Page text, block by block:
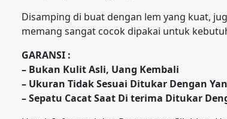
Disamping di buat dengan lem yang kuat,
memang sangat cocok dipakai untuk
GARANSI :
– Bukan Kulit Asli, Uang Kembali
– Ukuran Tidak Sesuai Ditukar Dengan
– Sepatu Cacat Saat Di terima Ditukar